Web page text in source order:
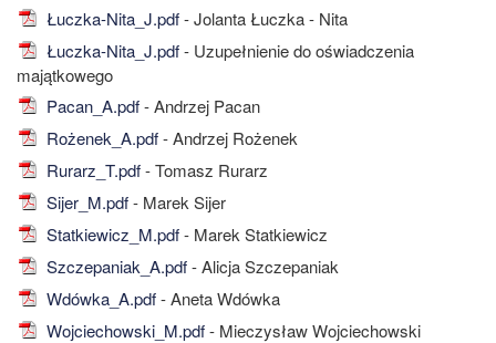
Łuczka-Nita_J.pdf- Jolanta Łuczka - Nita
Łuczka-Nita_J.pdf- Uzupełnienie do oświadczenia
majątkowego
Pacan_A.pdf- Andrzej Pacan
Rożenek_A.pdf- Andrzej Rożenek
Rurarz_T.pdf- Tomasz Rurarz
Sijer_M.pdf- Marek Sijer
Statkiewicz_M.pdf- Marek Statkiewicz
Szczepaniak_A.pdf- Alicja Szczepaniak
Wdówka_A.pdf- Aneta Wdówka
Wojciechowski_M.pdf- Mieczysław Wojciechowski